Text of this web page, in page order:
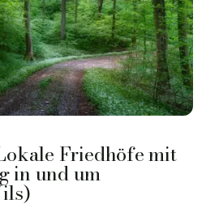
Friedhöfe mit
in und um